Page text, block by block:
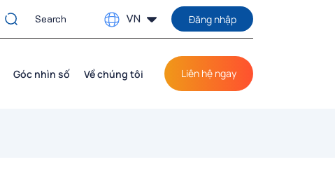
VN Đăng nhập
Góc nhìn số Về chúng tôi Liên hệ ngay